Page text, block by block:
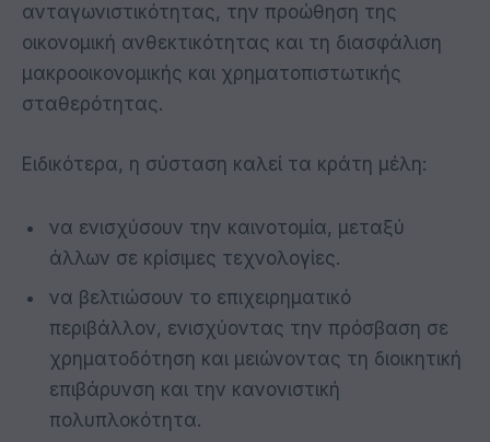
ανταγωνιστικότητας, την προώθηση της
οικονομική ανθεκτικότητας και τη διασφάλιση
μακροοικονομικής και χρηματοπιστωτικής
σταθερότητας.
Ειδικότερα, η σύσταση καλεί τα κράτη μέλη:
να ενισχύσουν την καινοτομία, μεταξύ
άλλων σε κρίσιμες τεχνολογίες.
να βελτιώσουν το επιχειρηματικό
περιβάλλον, ενισχύοντας την πρόσβαση σε
χρηματοδότηση και μειώνοντας τη διοικητική
επιβάρυνση και την κανονιστική
πολυπλοκότητα.